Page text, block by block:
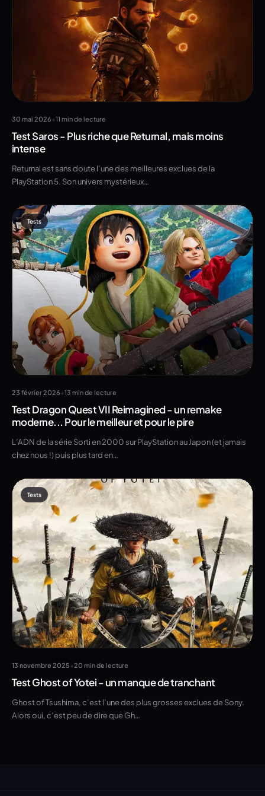
30 mai 2026 •11 min de lecture
Test Saros - Plus riche que Returnal, mais moins
intense
Returnal est sans doute l’une des meilleures exclues de la
PlayStation 5. Son univers mystérieux…
Tests
23 février 2026 •13 min de lecture
Test Dragon Quest VII Reimagined - un remake
moderne... Pour le meilleur et pour le pire
L’ADN de la série Sorti en 2000 sur PlayStation au Japon (et jamais
chez nous !) puis plus tard en…
Tests
13 novembre 2025 •20 min de lecture
Test Ghost of Yotei - un manque de tranchant
Ghost of Tsushima, c’est l’une des plus grosses exclues de Sony.
Alors oui, c’est peu de dire que Gh…